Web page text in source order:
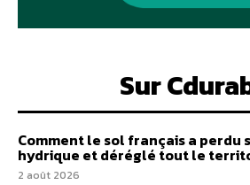
Sur
Comment le sol français a perdu
hydrique et déréglé tout le
2 août 2026